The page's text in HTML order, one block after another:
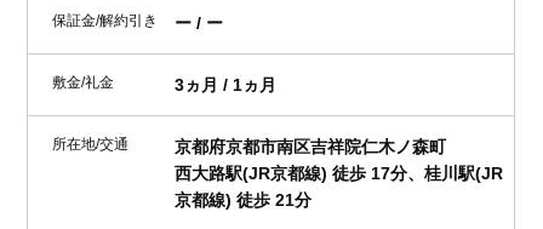
保証金/解約引き ー / ー
敷金/礼金 3ヵ月 / 1ヵ月
所在地/交通
京都府京都市南区吉祥院仁木ノ森町
西大路駅(JR京都線) 徒歩 17分、桂川駅(JR
京都線) 徒歩 21分